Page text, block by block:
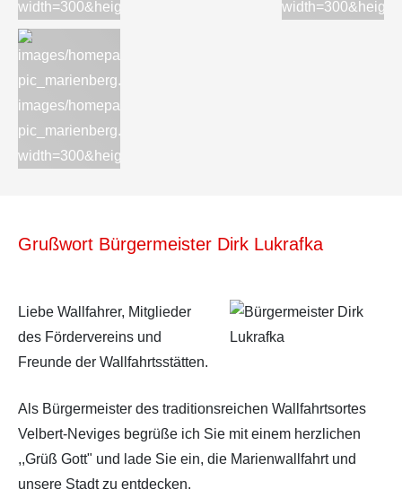
Grußwort Bürgermeister Dirk Lukrafka
Liebe Wallfahrer, Mitglieder
des Fördervereins und
Freunde der Wallfahrtsstätten.
Als Bürgermeister des traditionsreichen Wallfahrtsortes
Velbert-Neviges begrüße ich Sie mit einem herzlichen
,,Grüß Gott" und lade Sie ein, die Marienwallfahrt und
unsere Stadt zu entdecken.